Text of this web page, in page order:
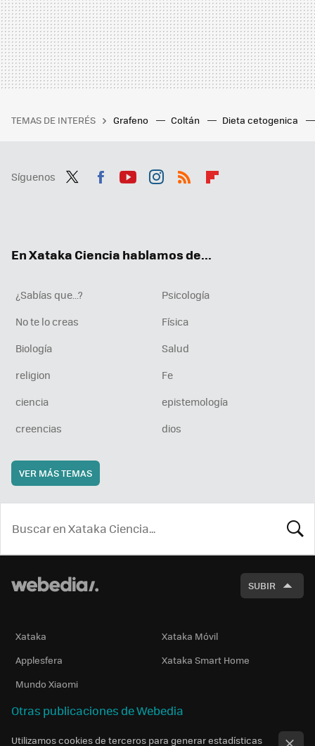
TEMAS DE INTERÉS Grafeno Coltán Dieta cetogenica
Síguenos
En Xataka Ciencia hablamos de...
¿Sabías que...?
Psicología
No te lo creas
Física
Biología
Salud
religion
Fe
ciencia
epistemología
creencias
dios
VER MÁS TEMAS
SUBIR
Xataka
Xataka Móvil
Applesfera
Xataka Smart Home
Mundo Xiaomi
Otras publicaciones de Webedia
Utilizamos cookies de terceros para generar estadísticas